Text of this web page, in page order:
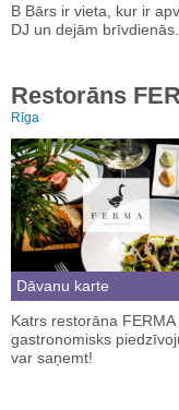
B Bārs ir vieta, kur ir
DJ un dejām brīvdienās.
Restorāns
Rīga
Dāvanu karte
Katrs restorāna
gastronomisks
var saņemt!